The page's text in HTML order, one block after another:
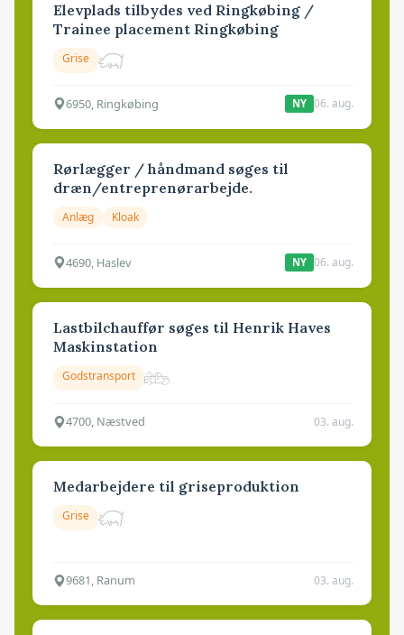
Elevplads tilbydes ved Ringkøbing /
Trainee placement Ringkøbing
Grise
6950, Ringkøbing NY 06. aug.
Rørlægger / håndmand søges til
dræn/entreprenørarbejde.
Anlæg Kloak
4690, Haslev NY 06. aug.
Lastbilchauffør søges til Henrik Haves
Maskinstation
Godstransport
4700, Næstved 03. aug.
Medarbejdere til griseproduktion
Grise
9681, Ranum 03. aug.